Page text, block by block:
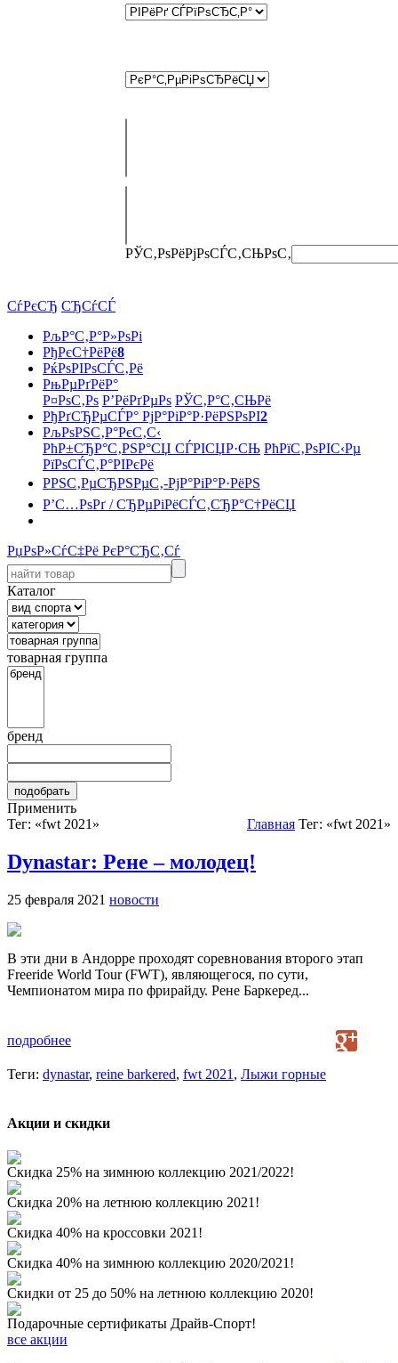
РЎС‚РѕРёРјРѕСЃС‚СЊРѕС‚
СѓРєСЂ СЂСѓСЃ
РљР°С‚Р°Р»РѕРі
РђРєС†РёРё8
РќРѕРІРѕСЃС‚Рё
РњРµРґРёР°
Р¤РѕС‚Рѕ Р’РёРґРµРѕ РЎС‚Р°С‚СЊРё
РђРґСЂРµСЃР° РјР°РіР°Р·РёРЅРѕРІ2
РљРѕРЅС‚Р°РєС‚С‹
РћР±СЂР°С‚РЅР°СЏ СЃРІСЏР·СЊ РћРїС‚РѕРІС‹Рµ
РїРѕСЃС‚Р°РІРєРё
РРЅС‚РµСЂРЅРµС‚-РјР°РіР°Р·РёРЅ
Р’С…РѕРґ / СЂРµРіРёСЃС‚СЂР°С†РёСЏ
РџРѕР»СѓС‡Рё РєР°СЂС‚Сѓ
Каталог
товарная группа
бренд
Применить
Тег: «fwt 2021»
Главная Тег: «fwt 2021»
Dynastar: Рене – молодец!
25 февраля 2021 новости
В эти дни в Андорре проходят соревнования второго этап
Freeride World Tour (FWT), являющегося, по сути,
Чемпионатом мира по фрирайду. Рене Баркеред...
подробнее
Теги: dynastar, reine barkered, fwt 2021 , Лыжи горные
Акции и скидки
Скидка 25% на зимнюю коллекцию 2021/2022!
Скидка 20% на летнюю коллекцию 2021!
Скидка 40% на кроссовки 2021!
Скидка 40% на зимнюю коллекцию 2020/2021!
Скидки от 25 до 50% на летнюю коллекцию 2020!
Подарочные сертификаты Драйв-Спорт!
все акции